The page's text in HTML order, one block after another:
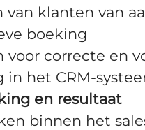
van klanten van
boeking
voor correcte en
in het CRM-
en resultaat
binnen het